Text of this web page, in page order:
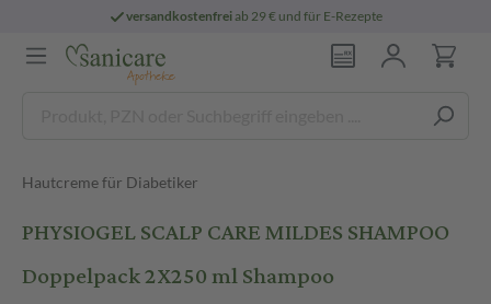
versandkostenfreiab 29 € und für E-Rezepte
Hautcreme für Diabetiker
PHYSIOGEL SCALP CARE MILDES SHAMPOO
Doppelpack 2X250 ml Shampoo